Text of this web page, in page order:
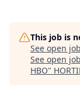
This job is
See open
See open
HBO"